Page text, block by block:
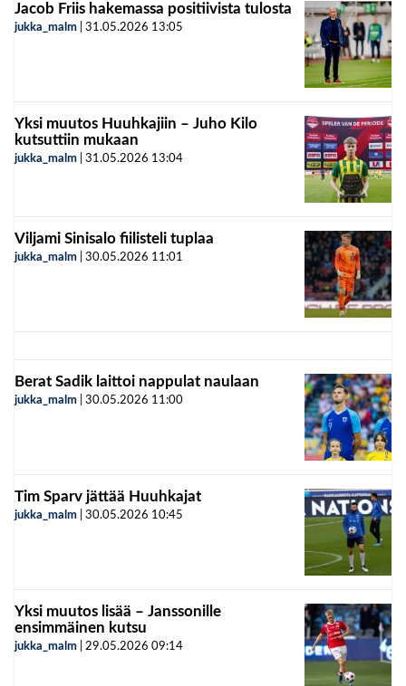
Jacob Friis hakemassa positiivista tulosta
jukka_malm 31.05.2026 13:05
Yksi muutos Huuhkajiin – Juho Kilo
kutsuttiin mukaan
jukka_malm 31.05.2026 13:04
Viljami Sinisalo fiilisteli tuplaa
jukka_malm 30.05.2026 11:01
Berat Sadik laittoi nappulat naulaan
jukka_malm 30.05.2026 11:00
Tim Sparv jättää Huuhkajat
jukka_malm 30.05.2026 10:45
Yksi muutos lisää – Janssonille
ensimmäinen kutsu
jukka_malm 29.05.2026 09:14